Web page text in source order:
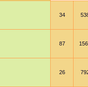
34
87
26